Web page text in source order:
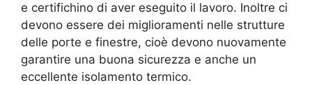
e certifichino di aver eseguito il lavoro. Inoltre ci
devono essere dei miglioramenti nelle strutture
delle porte e finestre, cioè devono nuovamente
garantire una buona sicurezza e anche un
eccellente isolamento termico.